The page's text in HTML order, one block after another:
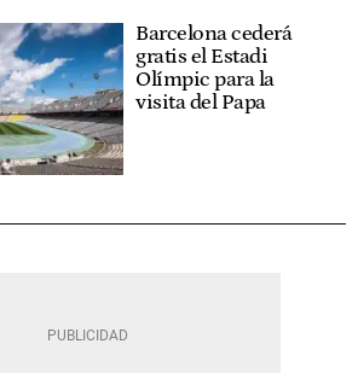
Barcelona cederá
gratis el Estadi
Olímpic para la
visita del Papa